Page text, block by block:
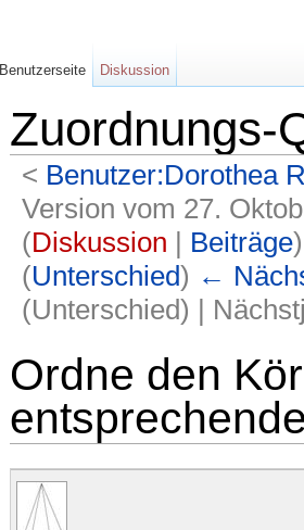
Zuordnungs-
< Benutzer:Dorothea
Version vom 27.
(Diskussion | Beiträge)
(Unterschied) ←
(Unterschied) |
Ordne den
Benutzerseite Diskussion